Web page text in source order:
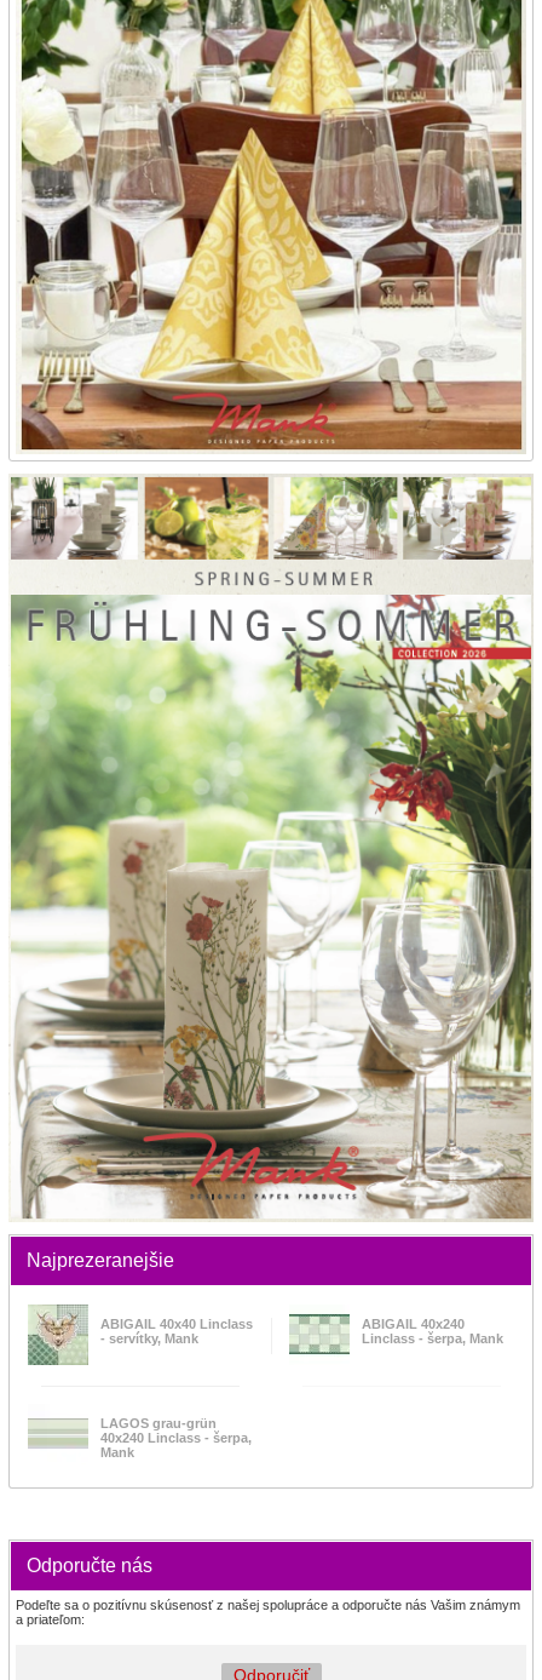
Najprezeranejšie
ABIGAIL 40x40 Linclass
- servítky, Mank
ABIGAIL 40x240
Linclass - šerpa, Mank
LAGOS grau-grün
40x240 Linclass - šerpa,
Mank
Odporučte nás
Podeľte sa o pozitívnu skúsenosť z našej spolupráce a odporučte nás Vašim známym
a priateľom:
Odporučiť